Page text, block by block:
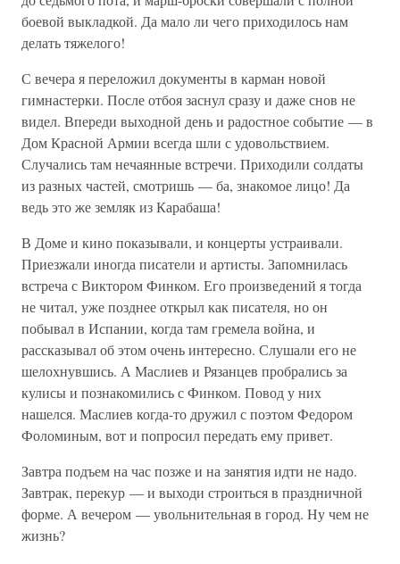
боевой выкладкой. Да мало ли чего приходилось нам
делать тяжелого!
С вечера я переложил документы в карман новой
гимнастерки. После отбоя заснул сразу и даже снов не
видел. Впереди выходной день и радостное событие — в
Дом Красной Армии всегда шли с удовольствием.
Случались там нечаянные встречи. Приходили солдаты
из разных частей, смотришь — ба, знакомое лицо! Да
ведь это же земляк из Карабаша!
В Доме и кино показывали, и концерты устраивали.
Приезжали иногда писатели и артисты. Запомнилась
встреча с Виктором Финком. Его произведений я тогда
не читал, уже позднее открыл как писателя, но он
побывал в Испании, когда там гремела война, и
рассказывал об этом очень интересно. Слушали его не
шелохнувшись. А Маслиев и Рязанцев пробрались за
кулисы и познакомились с Финком. Повод у них
нашелся. Маслиев когда-то дружил с поэтом Федором
Фоломиным, вот и попросил передать ему привет.
Завтра подъем на час позже и на занятия идти не надо.
Завтрак, перекур — и выходи строиться в праздничной
форме. А вечером — увольнительная в город. Ну чем не
жизнь?